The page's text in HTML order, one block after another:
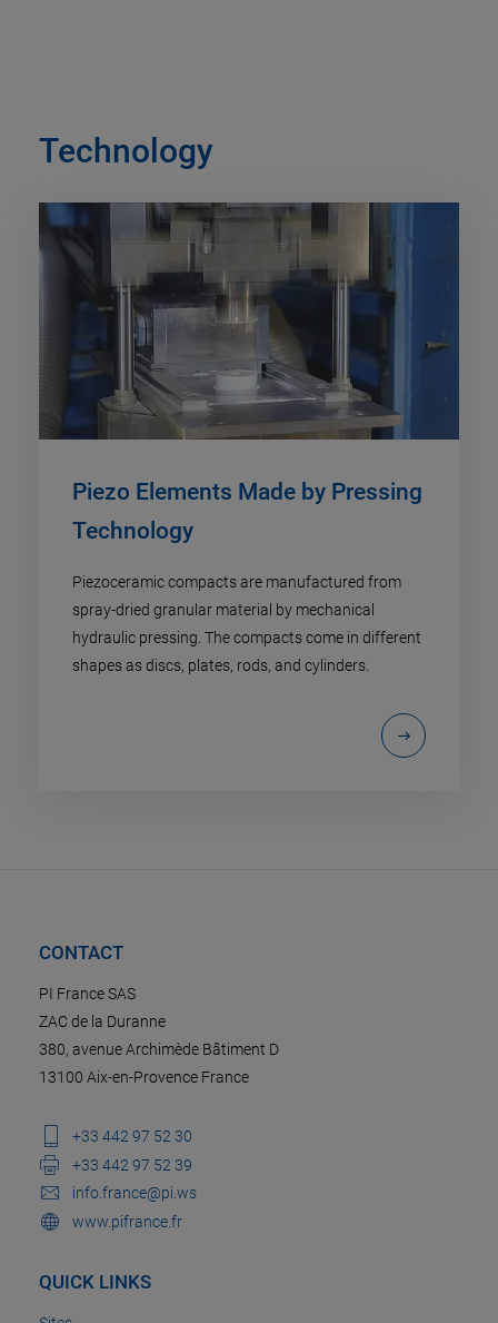
Technology
Piezo Elements Made by Pressing
Technology
Piezoceramic compacts are manufactured from
spray-dried granular material by mechanical
hydraulic pressing. The compacts come in different
shapes as discs, plates, rods, and cylinders.
CONTACT
PI France SAS
ZAC de la Duranne
380, avenue Archimède Bâtiment D
13100 Aix-en-Provence France
+33 442 97 52 30
+33 442 97 52 39
info.france@pi.ws
www.pifrance.fr
QUICK LINKS